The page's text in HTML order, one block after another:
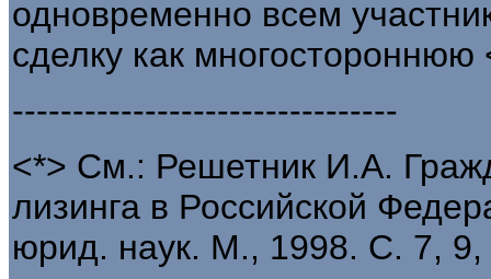
одновременно всем
сделку как многостороннюю
--------------------------------
<*> См.: Решетник И.А.
лизинга в Российской
юрид. наук. М., 1998. С. 7, 9,